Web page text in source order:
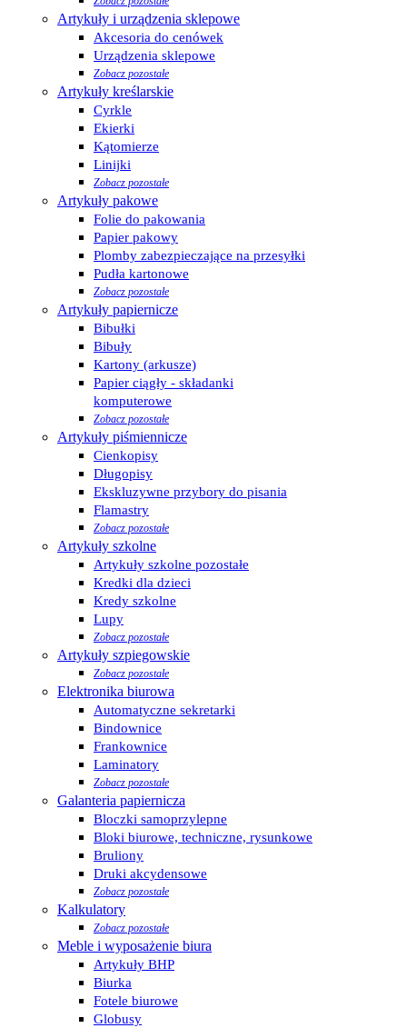
Artykuły i urządzenia sklepowe
Akcesoria do cenówek
Urządzenia sklepowe
Zobacz pozostałe
Artykuły kreślarskie
Cyrkle
Ekierki
Kątomierze
Linijki
Zobacz pozostałe
Artykuły pakowe
Folie do pakowania
Papier pakowy
Plomby zabezpieczające na przesyłki
Pudła kartonowe
Zobacz pozostałe
Artykuły papiernicze
Bibułki
Bibuły
Kartony (arkusze)
Papier ciągły - składanki
komputerowe
Zobacz pozostałe
Artykuły piśmiennicze
Cienkopisy
Długopisy
Ekskluzywne przybory do pisania
Flamastry
Zobacz pozostałe
Artykuły szkolne
Artykuły szkolne pozostałe
Kredki dla dzieci
Kredy szkolne
Lupy
Zobacz pozostałe
Artykuły szpiegowskie
Zobacz pozostałe
Elektronika biurowa
Automatyczne sekretarki
Bindownice
Frankownice
Laminatory
Zobacz pozostałe
Galanteria papiernicza
Bloczki samoprzylepne
Bloki biurowe, techniczne, rysunkowe
Bruliony
Druki akcydensowe
Zobacz pozostałe
Kalkulatory
Zobacz pozostałe
Meble i wyposażenie biura
Artykuły BHP
Biurka
Fotele biurowe
Globusy